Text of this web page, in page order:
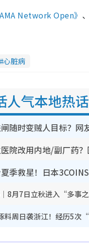
Network Open》 、
心脏病
人气本地热话